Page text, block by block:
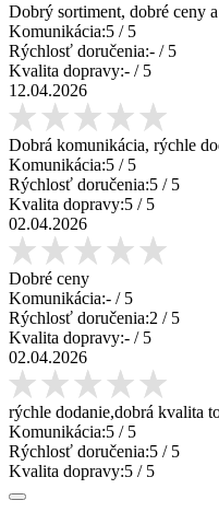
Dobrý sortiment, dobré ceny
Komunikácia:5 / 5
Rýchlosť doručenia:- / 5
Kvalita dopravy:- / 5
12.04.2026
Dobrá komunikácia, rýchle
Komunikácia:5 / 5
Rýchlosť doručenia:5 / 5
Kvalita dopravy:5 / 5
02.04.2026
Dobré ceny
Komunikácia:- / 5
Rýchlosť doručenia:2 / 5
Kvalita dopravy:- / 5
02.04.2026
rýchle dodanie,dobrá kvalita
Komunikácia:5 / 5
Rýchlosť doručenia:5 / 5
Kvalita dopravy:5 / 5